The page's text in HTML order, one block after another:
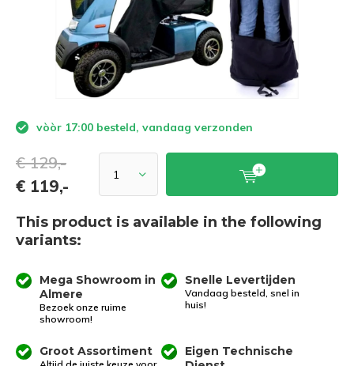
vòòr 17:00 besteld, vandaag verzonden
€ 129,-
€ 119,-
This product is available in the following
variants:
Mega Showroom in
Almere
Bezoek onze ruime
showroom!
Snelle Levertijden
Vandaag besteld, snel in
huis!
Groot Assortiment
Eigen Technische